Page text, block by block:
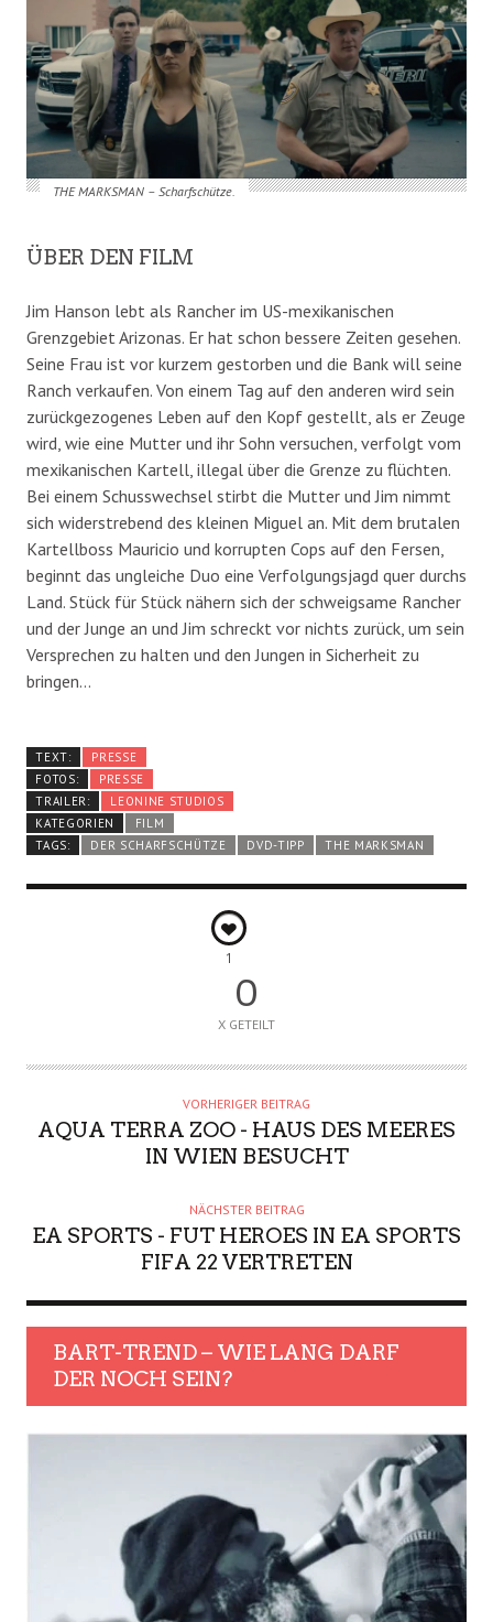
THE MARKSMAN – Scharfschütze.
ÜBER DEN FILM
Jim Hanson lebt als Rancher im US-mexikanischen
Grenzgebiet Arizonas. Er hat schon bessere Zeiten gesehen.
Seine Frau ist vor kurzem gestorben und die Bank will seine
Ranch verkaufen. Von einem Tag auf den anderen wird sein
zurückgezogenes Leben auf den Kopf gestellt, als er Zeuge
wird, wie eine Mutter und ihr Sohn versuchen, verfolgt vom
mexikanischen Kartell, illegal über die Grenze zu flüchten.
Bei einem Schusswechsel stirbt die Mutter und Jim nimmt
sich widerstrebend des kleinen Miguel an. Mit dem brutalen
Kartellboss Mauricio und korrupten Cops auf den Fersen,
beginnt das ungleiche Duo eine Verfolgungsjagd quer durchs
Land. Stück für Stück nähern sich der schweigsame Rancher
und der Junge an und Jim schreckt vor nichts zurück, um sein
Versprechen zu halten und den Jungen in Sicherheit zu
bringen…
TEXT:
PRESSE
FOTOS:
PRESSE
TRAILER:
LEONINE STUDIOS
KATEGORIEN
FILM
TAGS:
DER SCHARFSCHÜTZE DVD-TIPP THE MARKSMAN
1
0
X GETEILT
VORHERIGER BEITRAG
AQUA TERRA ZOO - HAUS DES MEERES
IN WIEN BESUCHT
NÄCHSTER BEITRAG
EA SPORTS - FUT HEROES IN EA SPORTS
FIFA 22 VERTRETEN
BART-TREND – WIE LANG DARF
DER NOCH SEIN?